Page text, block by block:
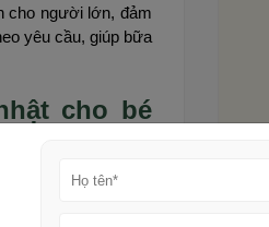
cho người lớn, đảm
yêu cầu, giúp bữa
cho bé